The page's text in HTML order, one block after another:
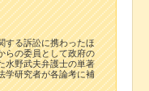
する訴訟に携わったほ
らの委員として政府の
水野武夫弁護士の単著
学研究者が各論考に補